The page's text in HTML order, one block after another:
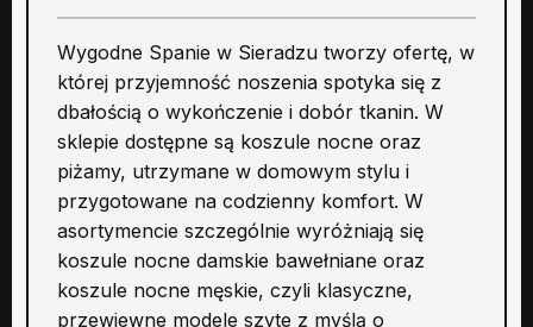
Wygodne Spanie w Sieradzu tworzy ofertę, w
której przyjemność noszenia spotyka się z
dbałością o wykończenie i dobór tkanin. W
sklepie dostępne są koszule nocne oraz
piżamy, utrzymane w domowym stylu i
przygotowane na codzienny komfort. W
asortymencie szczególnie wyróżniają się
koszule nocne damskie bawełniane oraz
koszule nocne męskie, czyli klasyczne,
przewiewne modele szyte z myślą o